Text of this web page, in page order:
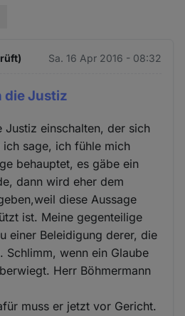
Sa. 16 Apr 2016 - 08:32
die Justiz
Justiz einschalten, der sich
sage, ich fühle mich
behauptet, es gäbe ein
dann wird eher dem
diese Aussage
ist. Meine gegenteilige
einer Beleidigung derer, die
Schlimm, wenn ein Glaube
Herr Böhmermann
muss er jetzt vor Gericht.